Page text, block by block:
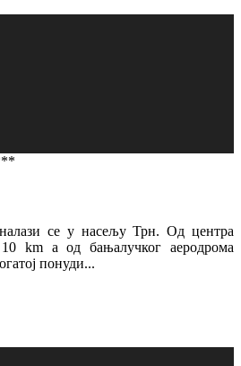
се у насељу Трн. Од центра
km а од бањалучког аеродрома
понуди...